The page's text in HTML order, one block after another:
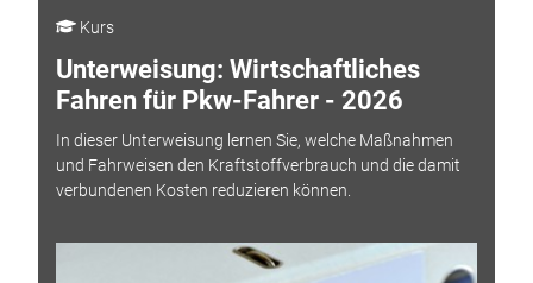
Kurs
Unterweisung: Wirtschaftliches
Fahren für Pkw-Fahrer - 2026
In dieser Unterweisung lernen Sie, welche Maßnahmen
und Fahrweisen den Kraftstoffverbrauch und die damit
verbundenen Kosten reduzieren können.